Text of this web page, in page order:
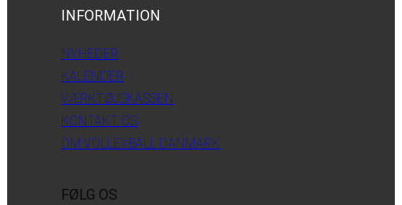
INFORMATION
NYHEDER
KALENDER
VÆRKTØJSKASSEN
KONTAKT OS
OM VOLLEYBALL DANMARK
FØLG OS